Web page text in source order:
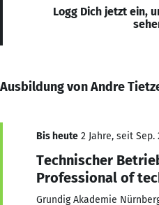
Logg Dich jetzt ein,
Ausbildung von Andre
Bis heute 2 Jahre, seit Sep.
Technischer
Professional of
Grundig Akademie